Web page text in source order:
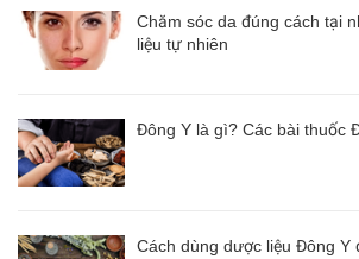
Chăm sóc da đúng cách tại
liệu tự nhiên
Đông Y là gì? Các bài thuốc
Cách dùng dược liệu Đông Y